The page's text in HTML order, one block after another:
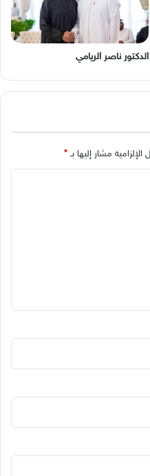
الدكتور ناصر الريامي
الإلزامية مشار إليها بـ*